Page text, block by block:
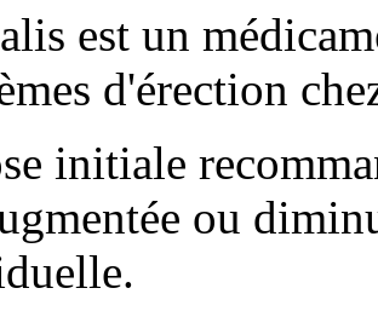
est un
d'érection
initiale
ou